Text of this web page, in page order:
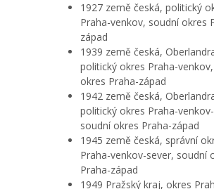
1927 země česká, politický
Praha-venkov, soudní okres
západ
1939 země česká,
politický okres Praha-
okres Praha-západ
1942 země česká,
politický okres Praha-
soudní okres Praha-západ
1945 země česká, správní
Praha-venkov-sever, soudní
Praha-západ
1949 Pražský kraj, okres